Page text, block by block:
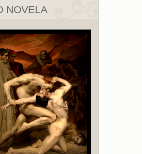
NOVELA